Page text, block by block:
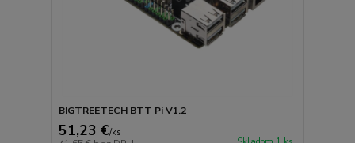
BIGTREETECH BTT Pi V1.2
51,23 €/ks